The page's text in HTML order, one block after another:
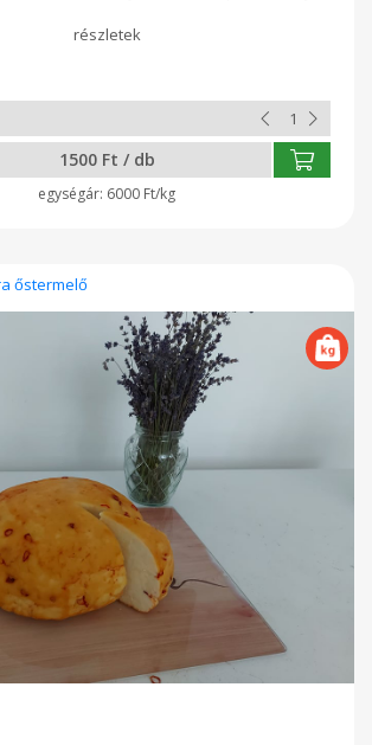
1500 Ft / db
6000 Ft/kg
őstermelő